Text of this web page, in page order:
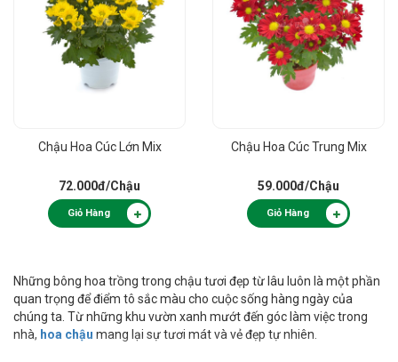
Chậu Hoa Cúc Lớn Mix
72.000đ/Chậu
Giỏ Hàng
Chậu Hoa Cúc Trung Mix
59.000đ/Chậu
Giỏ Hàng
Những bông hoa trồng trong chậu tươi đẹp từ lâu luôn là một phần
quan trọng để điểm tô sắc màu cho cuộc sống hàng ngày của
chúng ta. Từ những khu vườn xanh mướt đến góc làm việc trong
nhà, hoa chậu mang lại sự tươi mát và vẻ đẹp tự nhiên.